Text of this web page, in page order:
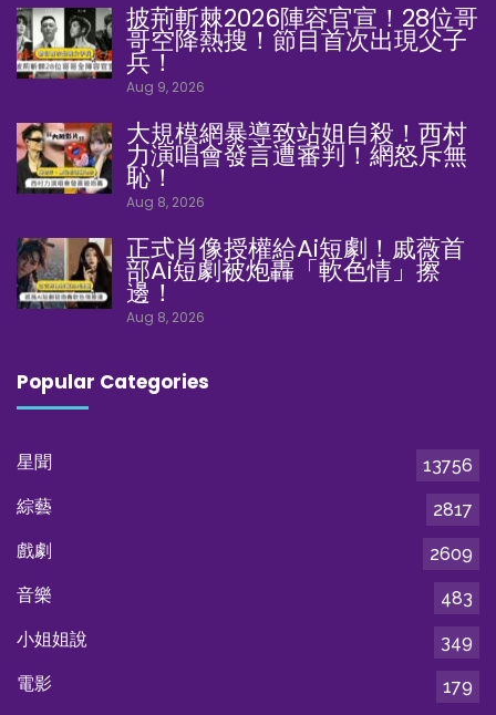
披荊斬棘2026陣容官宣！28位哥
哥空降熱搜！節目首次出現父子
兵！
Aug 9, 2026
大規模網暴導致站姐自殺！西村
力演唱會發言遭審判！網怒斥無
恥！
Aug 8, 2026
正式肖像授權給Ai短劇！戚薇首
部Ai短劇被炮轟「軟色情」擦
邊！
Aug 8, 2026
Popular Categories
星聞
13756
綜藝
2817
戲劇
2609
音樂
483
小姐姐說
349
電影
179